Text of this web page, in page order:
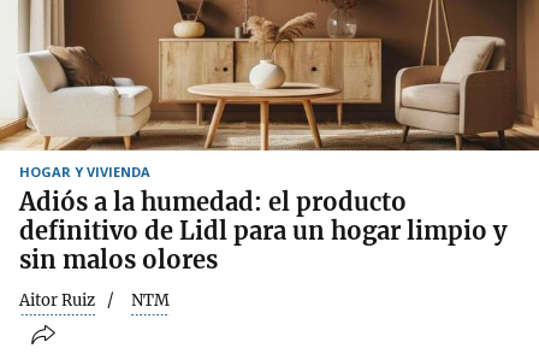
HOGAR Y VIVIENDA
Adiós a la humedad: el producto
definitivo de Lidl para un hogar limpio y
sin malos olores
Aitor Ruiz NTM